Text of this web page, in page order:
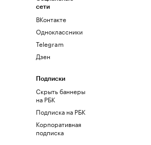
сети
ВКонтакте
Одноклассники
Telegram
Дзен
Подписки
Скрыть баннеры
на РБК
Подписка на РБК
Корпоративная
подписка